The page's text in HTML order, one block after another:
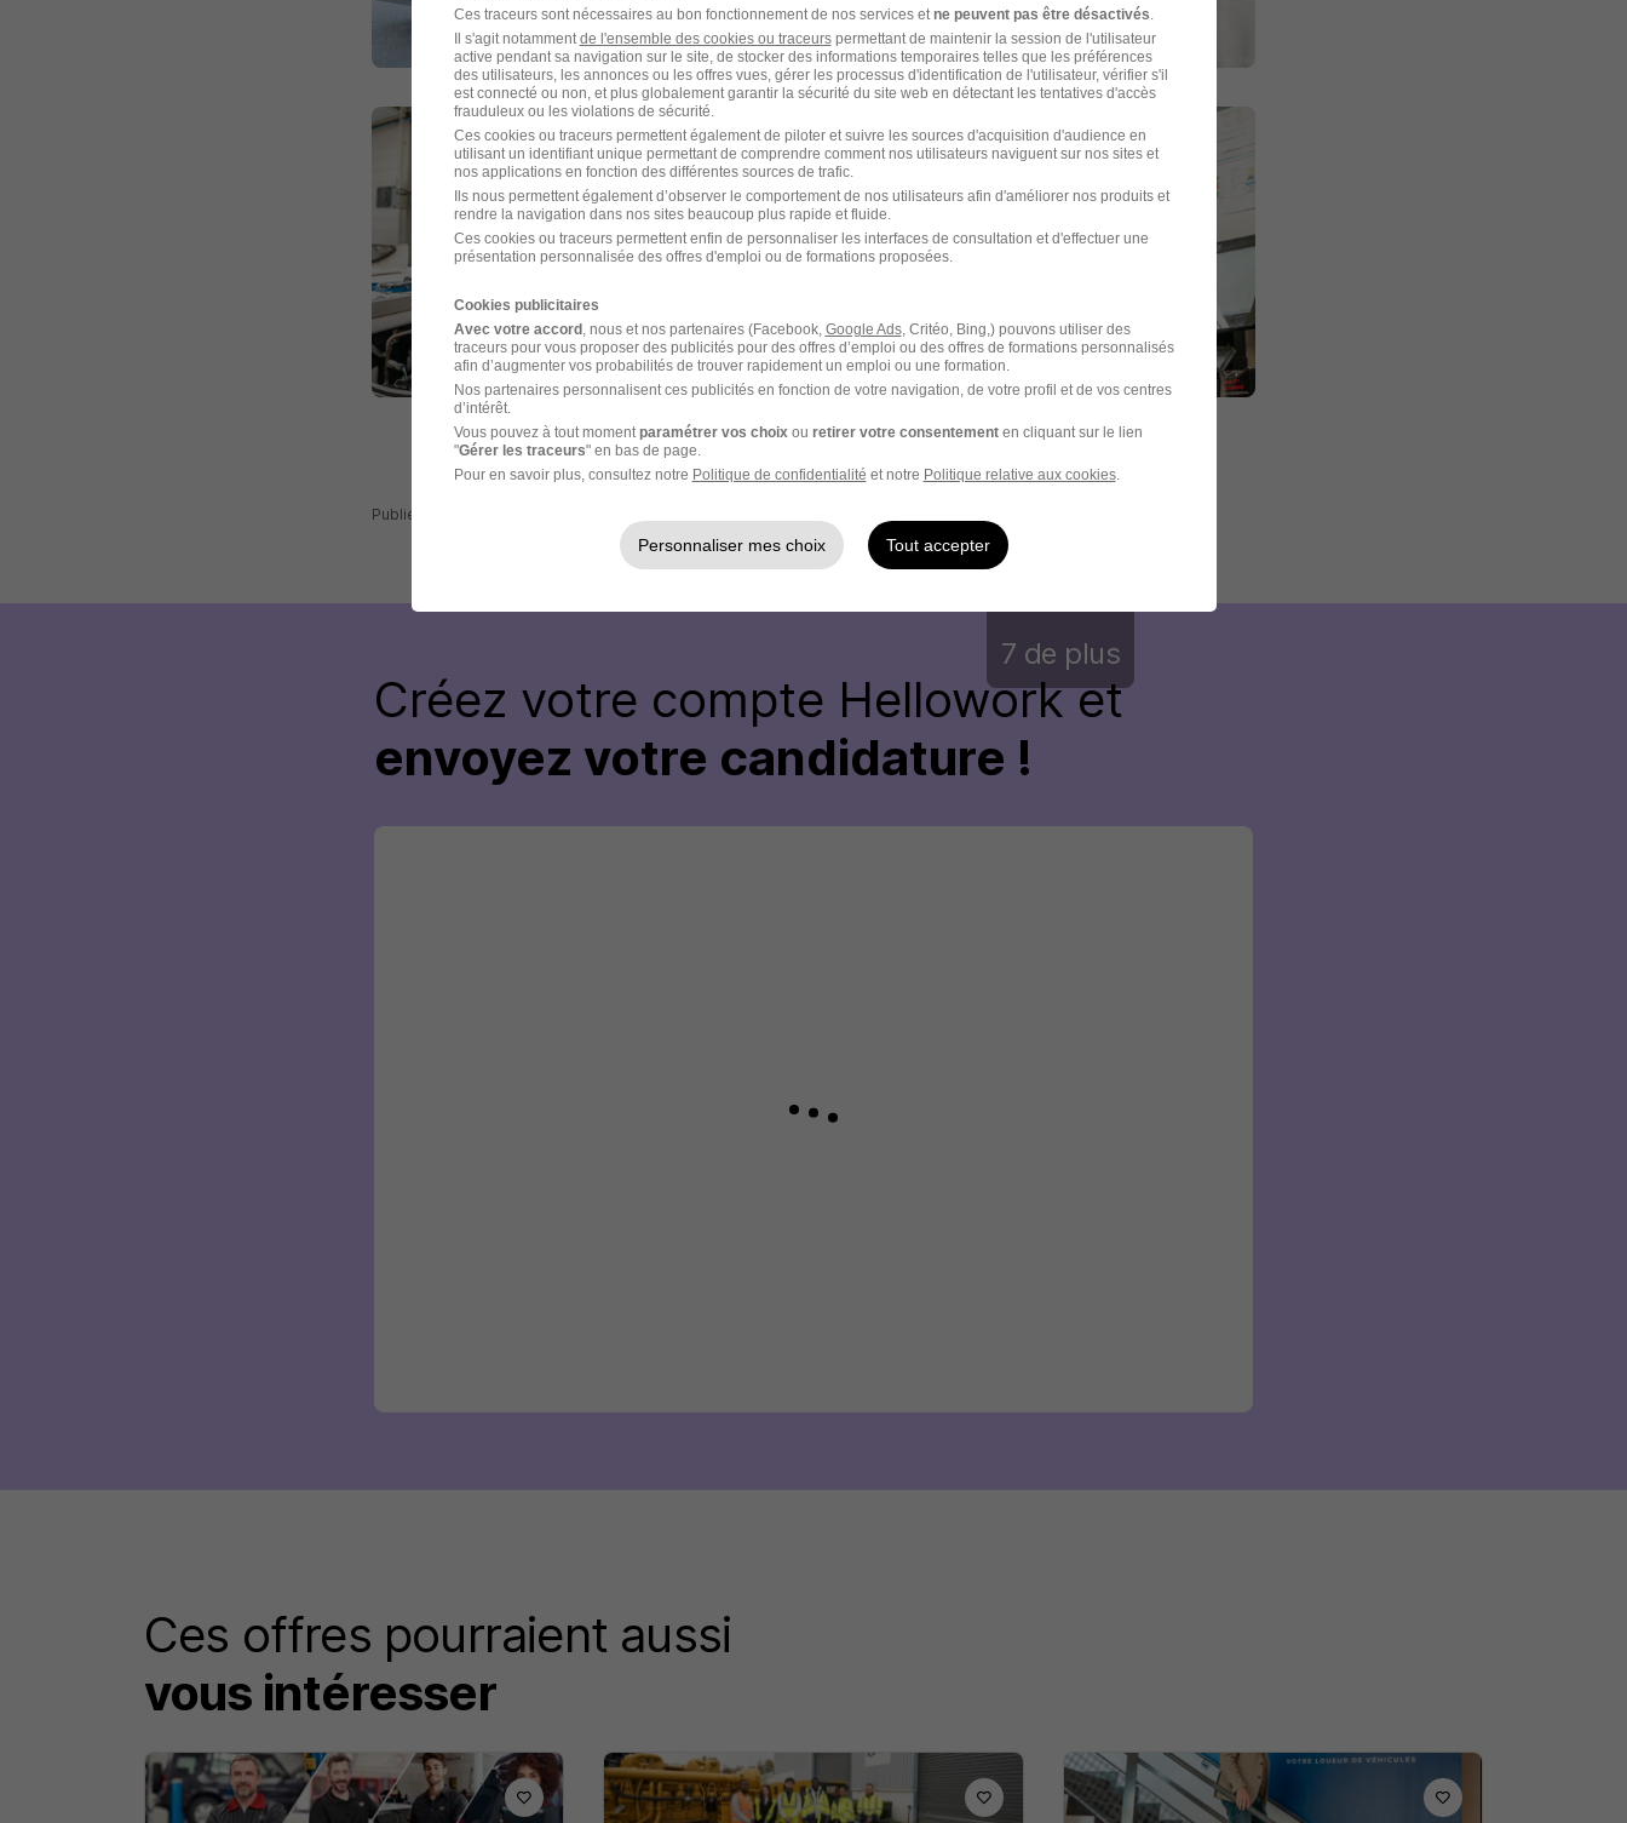
7 de plus
Publiée le 16/07/2026 - Réf : 2025-5702
Créez votre compte Hellowork et
envoyez votre candidature !
Ces offres pourraient aussi
vous intéresser
Ces traceurs sont nécessaires au bon fonctionnement de nos services et ne peuvent pas être désactivés
Il s'agit notamment de l'ensemble des cookies ou traceurspermettant de maintenir la session de l'utilisateur
active pendant sa navigation sur le site, de stocker des informations temporaires telles que les préférences
des utilisateurs, les annonces ou les offres vues, gérer les processus d'identification de l'utilisateur, vérifier s'il
est connecté ou non, et plus globalement garantir la sécurité du site web en détectant les tentatives d'accès
frauduleux ou les violations de sécurité.
Ces cookies ou traceurs permettent également de piloter et suivre les sources d'acquisition d'audience en
utilisant un identifiant unique permettant de comprendre comment nos utilisateurs naviguent sur nos sites et
nos applications en fonction des différentes sources de trafic.
Ils nous permettent également d’observer le comportement de nos utilisateurs afin d'améliorer nos produits et
rendre la navigation dans nos sites beaucoup plus rapide et fluide.
Ces cookies ou traceurs permettent enfin de personnaliser les interfaces de consultation et d'effectuer une
présentation personnalisée des offres d'emploi ou de formations proposées.
Cookies publicitaires
Avec votre accord, nous et nos partenaires (Facebook, Google Ads, Critéo, Bing,) pouvons utiliser des
traceurs pour vous proposer des publicités pour des offres d’emploi ou des offres de formations personnalisés
afin d’augmenter vos probabilités de trouver rapidement un emploi ou une formation.
Nos partenaires personnalisent ces publicités en fonction de votre navigation, de votre profil et de vos centres
d’intérêt.
Vous pouvez à tout moment paramétrer vos choix ou retirer votre consentementen cliquant sur le lien
"Gérer les traceurs" en bas de page.
Pour en savoir plus, consultez notre Politique de confidentialité et notre Politique relative aux cookies.
Personnaliser mes choix Tout accepter